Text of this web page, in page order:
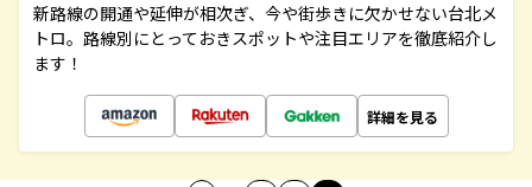
新路線の開通や延伸が相次ぎ、今や街歩きに欠かせない台北メ
トロ。路線別にとっておきスポットや注目エリアを徹底紹介し
ます！
詳細を見る